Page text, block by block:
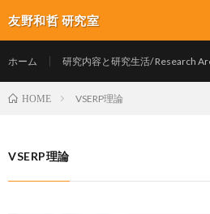
友野和哲 研究室
ホーム 研究内容と研究生活/ Research
HOME VSERP理論
VSERP理論